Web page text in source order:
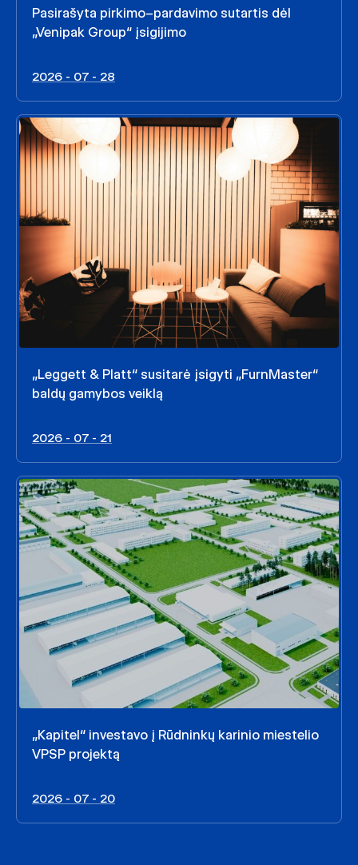
Pasirašyta pirkimo–pardavimo sutartis dėl
„Venipak Group“ įsigijimo
2026 - 07 - 28
„Leggett & Platt“ susitarė įsigyti „FurnMaster“
baldų gamybos veiklą
2026 - 07 - 21
„Kapitel“ investavo į Rūdninkų karinio miestelio
VPSP projektą
2026 - 07 - 20